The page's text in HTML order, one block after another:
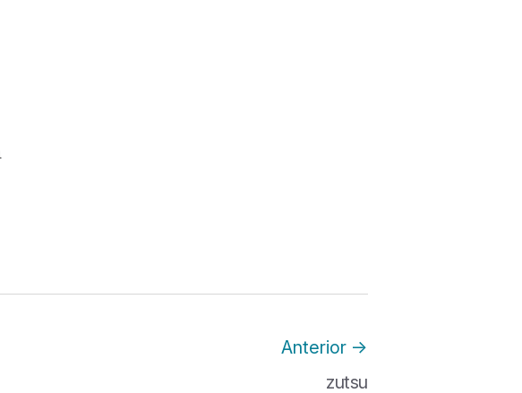
Anterior →
zutsu